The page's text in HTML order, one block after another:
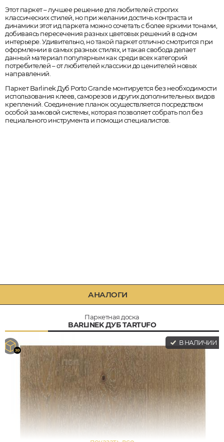
Этот паркет – лучшее решение для любителей строгих
классических стилей, но при желании достичь контраста и
динамики этот ид паркета можно сочетать с более яркими тонами,
добиваясь пересечения разных цветовых решений в одном
интерьере. Удивительно, но такой паркет отлично смотрится при
оформлении в самых разных стилях, и такая свобода делает
данный материал популярным как среди всех категорий
потребителей – от любителей классики до ценителей новых
направлений.
Паркет Barlinek Дуб Porto Grande монтируется без необходимости
использования клеев, саморезов и других дополнительных видов
креплений. Соединение планок осуществляется посредством
особой замковой системы, которая позволяет собрать пол без
пециального инструмента и помощи специалистов.
АНАЛОГИ
Паркетная доска
BARLINEK ДУБ TARTUFO
В НАЛИЧИИ